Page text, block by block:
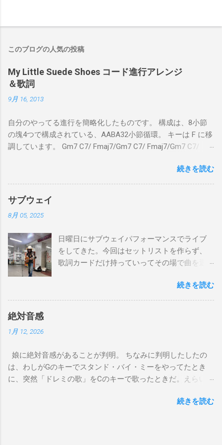
このブログの人気の投稿
My Little Suede Shoes コード進行アレンジ
＆歌詞
9月 16, 2013
自分のやってる進行を簡略化したものです。 構成は、8小節
の塊4つで構成されている、AABA32小節循環。 キーは F に移
調しています。 Gm7 C7/ Fmaj7/Gm7 C7/ Fmaj7/Gm7 C7/
Fmaj7/Gm7 C7/ Am7 D7/Gm7 C7/ Fmaj7/ Bbmaj7/Am7
Abm7/Gm7 C7/Fmaj7/Bbmaj7/Am7 Abm7/Gm7 C7/Fmaj7/
Gm7 C7/ Fmaj7/Gm7 C7/ Fmaj7/Gm7 C7/ Am7 D7/Gm7 C7/
Fmaj7/ Gm7 C7 Fmaj7 僕のスエードシューズ Gm7
C7 Fmaj7 黒いスエードシューズ Gm7 C7 Am
のも一緒さ Gm7 C7 Fmaj7 僕のスウェードシューズ
Gm7 C7 Fmaj7 先の尖ったシューズ Gm7 C7
Am7 とてもカッコいいのさ D7 Gm7 C7 Fmaj7 いつも気分
最高 Bbmaj7 Am7 Abm7 こい...
続きを読む
サブウェイ
8月 05, 2025
日曜日にサブウェイパフォーマンスでライブ
をしてきた。今回はセットリストを作らず、
歌詞カードだけ持っていってその場で曲を選
をやった。でも、曲選びにかなりの時間を使
ったし、ライブの流れを良くするためにもセ
す。是非お越しください。 A change is gonna
come Gee, baby, ain't I good to you Michelle All
Of Me Susie Q St. Louis Blues Amado Mio 上を
Me down（途中でやめた） Yesterday Wild
続きを読む
絶対音感
1月 12, 2026
娘に絶対音感があることが判明。 ちなみに判明したしたの
は、わしがGのキーでスタンド・バイ・ミーをやってたとき
に、突然「ドレミの歌」をCのキーで歌ったときだ。えらい調
で歌っていた。相対音感しかないわしには羨ましい限り。そ
続きを読む